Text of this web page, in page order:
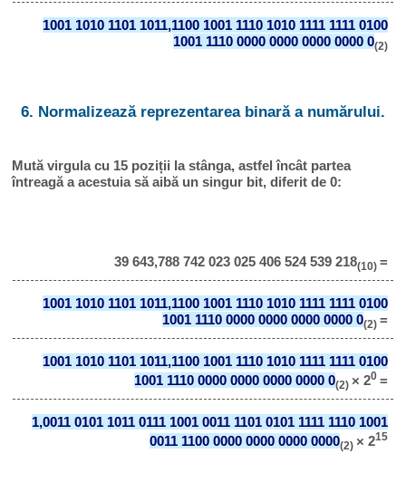
1001 1010 1101 1011,1100 1001 1110 1010 1111 1111 0100
1001 1110 0000 0000 0000 0000 0(2)
6. Normalizează reprezentarea binară a numărului.
Mută virgula cu 15 poziții la stânga, astfel încât partea
întreagă a acestuia să aibă un singur bit, diferit de 0:
39 643,788 742 023 025 406 524 539 218(10) =
1001 1010 1101 1011,1100 1001 1110 1010 1111 1111 0100
1001 1110 0000 0000 0000 0000 0(2) =
1001 1010 1101 1011,1100 1001 1110 1010 1111 1111 0100
1001 1110 0000 0000 0000 0000 0(2) × 20 =
1,0011 0101 1011 0111 1001 0011 1101 0101 1111 1110 1001
0011 1100 0000 0000 0000 0000(2) × 215